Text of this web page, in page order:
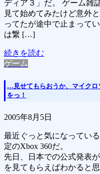
ディア３」だ。 ゲーム雑
見て始めてみたけど意外
ってたが途中で止まって
は繋 […]
続きを読む
ゲーム
…見せてもらおうか、マイクロ
をっ！
2005年8月5日
最近ぐっと気になってい
定のXbox 360だ。
先日、日本での公式発表
を見てもらえばわかると思